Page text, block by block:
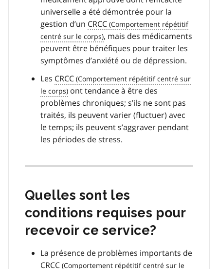
universelle a été démontrée pour la
gestion d’un CRCC
, mais des médicaments
peuvent être bénéfiques pour traiter les
symptômes d’anxiété ou de dépression.
Les CRCC
ont tendance à être des
problèmes chroniques; s’ils ne sont pas
traités, ils peuvent varier (fluctuer) avec
le temps; ils peuvent s’aggraver pendant
les périodes de stress.
Quelles sont les
conditions requises pour
recevoir ce service?
La présence de problèmes importants de
CRCC